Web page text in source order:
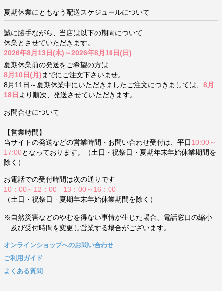
夏期休業にともなう配送スケジュールについて
誠に勝手ながら、当店は以下の期間について
休業とさせていただきます。
2026年8月13日(木)～2026年8月16日(日)
夏期休業前の発送をご希望の方は
8月10日(月) までにご注文下さいませ。
8月11日～夏期休業中にいただきましたご注文につきましては、 8月
18日 より順次、発送させていただきます。
お問合せについて
【営業時間】
当サイトの発送などの営業時間・お問い合わせ受付は、平日 10:00～
17:00となっております。（土日・祝祭日・夏期年末年始休業期間を
除く）
お電話での受付時間は次の通りです
10：00～12：00 13：00～16：00
（土日・祝祭日・夏期年末年始休業期間を除く）
※自然災害などのやむを得ない事情が生じた場合、電話窓口の縮小
及び受付時間を変更し営業する場合がございます。
オンラインショップへのお問い合わせ
ご利用ガイド
よくある質問